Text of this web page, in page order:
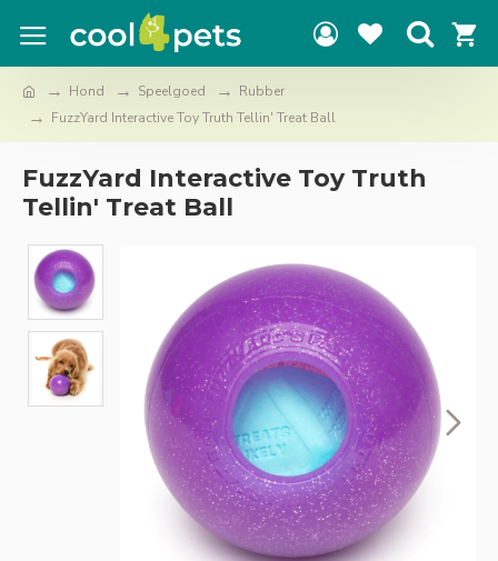
Hond Speelgoed
Rubber
FuzzYard Interactive Toy Truth Tellin' Treat Ball
FuzzYard Interactive Toy Truth
Tellin' Treat Ball